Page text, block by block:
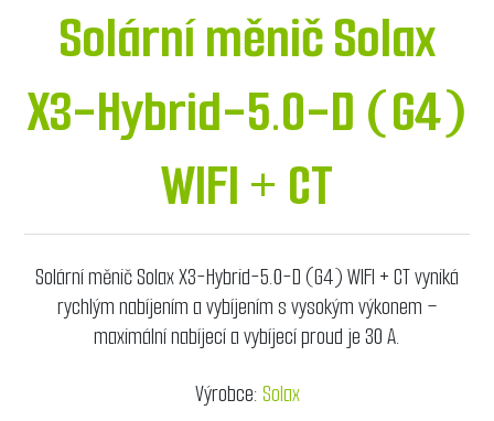
Solární měnič Solax
X3-Hybrid-5.0-D (G4)
WIFI + CT
Solární měnič Solax X3-Hybrid-5.0-D (G4) WIFI + CT vyniká
rychlým nabíjením a vybíjením s vysokým výkonem –
maximální nabíjecí a vybíjecí proud je 30 A.
Výrobce:Solax